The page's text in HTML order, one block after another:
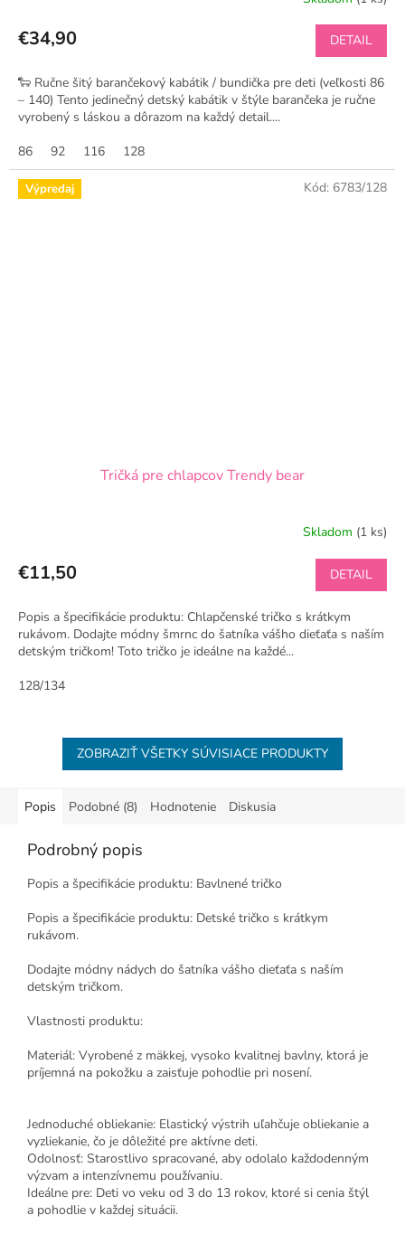
€34,90 DETAIL
🐑 Ručne šitý barančekový kabátik / bundička pre deti (veľkosti 86
– 140) Tento jedinečný detský kabátik v štýle barančeka je ručne
vyrobený s láskou a dôrazom na každý detail....
86
92 116 128
Výpredaj
Tričká pre chlapcov Trendy bear
Skladom (1 ks)
€11,50 DETAIL
Popis a špecifikácie produktu: Chlapčenské tričko s krátkym
rukávom. Dodajte módny šmrnc do šatníka vášho dieťaťa s naším
detským tričkom! Toto tričko je ideálne na každé...
128/134
Kód: 6783/128
ZOBRAZIŤ VŠETKY SÚVISIACE PRODUKTY
Popis Podobné (8) Hodnotenie Diskusia
Podrobný popis
Popis a špecifikácie produktu: Bavlnené tričko
Popis a špecifikácie produktu: Detské tričko s krátkym
rukávom.
Dodajte módny nádych do šatníka vášho dieťaťa s naším
detským tričkom.
Vlastnosti produktu:
Materiál: Vyrobené z mäkkej, vysoko kvalitnej bavlny, ktorá je
príjemná na pokožku a zaisťuje pohodlie pri nosení.
Jednoduché obliekanie: Elastický výstrih uľahčuje obliekanie a
vyzliekanie, čo je dôležité pre aktívne deti.
Odolnosť: Starostlivo spracované, aby odolalo každodenným
výzvam a intenzívnemu používaniu.
Ideálne pre: Deti vo veku od 3 do 13 rokov, ktoré si cenia štýl
a pohodlie v každej situácii.